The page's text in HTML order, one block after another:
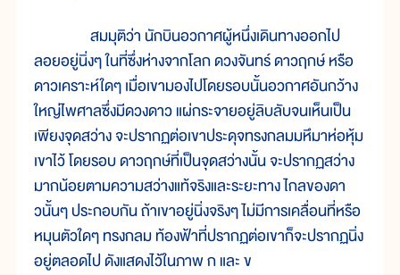
สมมุติว่า นักบินอวกาศผู้หนึ่งเดินทางออกไป
ลอยอยู่นิ่งๆ ในที่ซึ่งห่างจากโลก ดวงจันทร์ ดาวฤกษ์ หรือ
ดาวเคราะห์ใดๆ เมื่อเขามองไปโดยรอบนั้นอวกาศอันกว้าง
ใหญ่ไพศาลซึ่งมีดวงดาว แผ่กระจายอยู่ลิบลับจนเห็นเป็น
เพียงจุดสว่าง จะปรากฏต่อเขาประดุจทรงกลมมหึมาห่อหุ้ม
เขาไว้ โดยรอบ ดาวฤกษ์ที่เป็นจุดสว่างนั้น จะปรากฏสว่าง
มากน้อยตามความสว่างแท้จริงและระยะทาง ไกลของดา
วนั้นๆ ประกอบกัน ถ้าเขาอยู่นิ่งจริงๆ ไม่มีการเคลื่อนที่หรือ
หมุนตัวใดๆ ทรงกลม ท้องฟ้าที่ปรากฏต่อเขาก็จะปรากฏนิ่ง
อยู่ตลอดไป ดังแสดงไว้ในภาพ ก และ ข